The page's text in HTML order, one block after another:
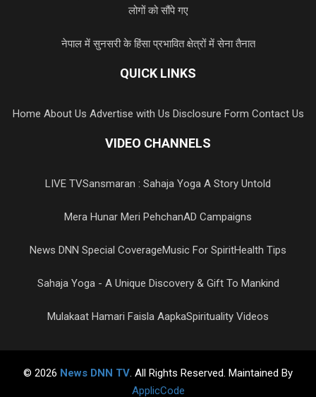
लोगों को सौंपे गए
नेपाल में सुनसरी के हिंसा प्रभावित क्षेत्रों में सेना तैनात
QUICK LINKS
Home About Us Advertise with Us Disclosure Form Contact Us
VIDEO CHANNELS
LIVE TVSansmaran : Sahaja Yoga A Story Untold
Mera Hunar Meri PehchanAD Campaigns
News DNN Special CoverageMusic For SpiritHealth Tips
Sahaja Yoga - A Unique Discovery & Gift To Mankind
Mulakaat Hamari Faisla AapkaSpirituality Videos
© 2026 News DNN TV. All Rights Reserved. Maintained By
ApplicCode